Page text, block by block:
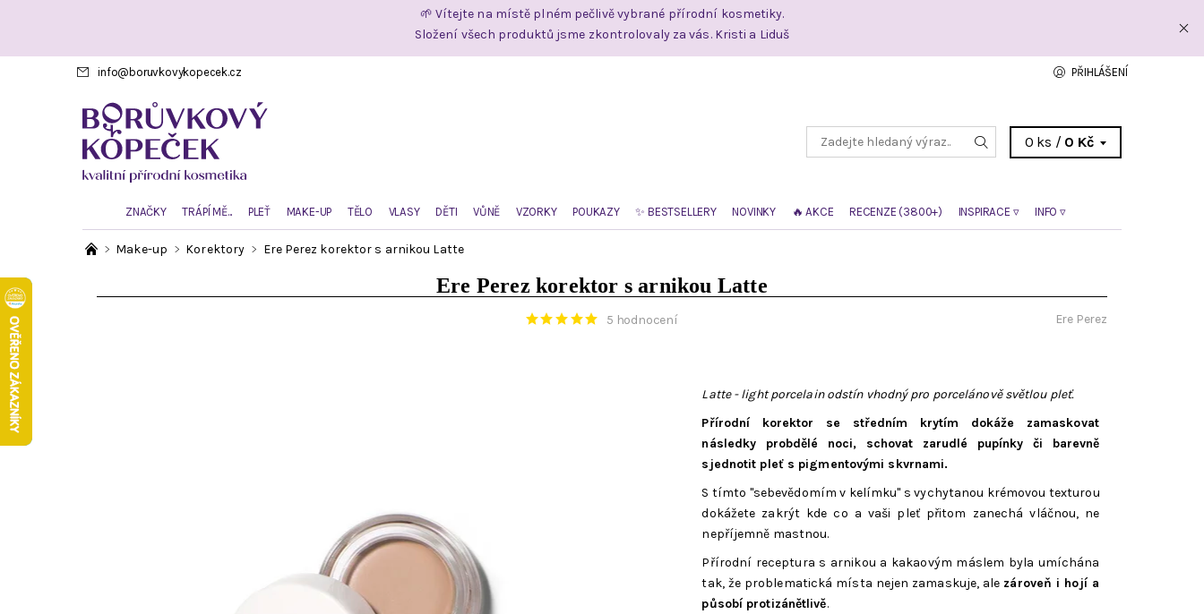
🌱 Vítejte na místě plném pečlivě vybrané přírodní kosmetiky.
Složení všech produktů jsme zkontrolovaly za vás. Kristi a Liduš
info@ boruvkovykopecek.cz PŘIHLÁŠENÍ
0 ks / 0 Kč
ZNAČKY TRÁPÍ MĚ... PLEŤ MAKE-UP TĚLO VLASY DĚTI VŮNĚ VZORKY POUKAZY ✨ BESTSELLERY NOVINKY 🔥 AKCE RECENZE (3800+) INSPIRACE ▿ INFO ▿
Make-up Korektory Ere Perez korektor s arnikou Latte
Ere Perez korektor s arnikou Latte
5 hodnocení Ere Perez
Latte - light porcelain odstín vhodný pro porcelánově světlou pleť.
Přírodní korektor se středním krytím dokáže zamaskovat
následky probdělé noci, schovat zarudlé pupínky či barevně
sjednotit pleť s pigmentovými skvrnami.
S tímto "sebevědomím v kelímku" s vychytanou krémovou texturou
dokážete zakrýt kde co a vaši pleť přitom zanechá vláčnou, ne
nepříjemně mastnou.
Přírodní receptura s arnikou a kakaovým máslem byla umíchána
tak, že problematická místa nejen zamaskuje, ale zároveň i hojí a
působí protizánětlivě.